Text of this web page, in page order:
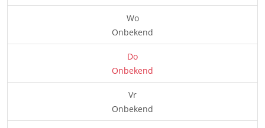
Wo
Onbekend
Do
Onbekend
Vr
Onbekend